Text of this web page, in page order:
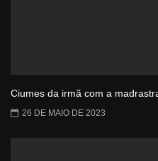
Ciumes da irmã com a
26 DE MAIO DE 2023